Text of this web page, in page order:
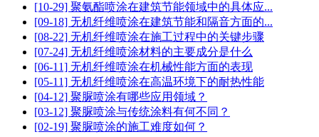
[10-29] 聚氨酯喷涂在建筑节能领域中的具体应...
[09-18] 无机纤维喷涂在建筑节能和隔音方面的...
[08-22] 无机纤维喷涂在施工过程中的关键步骤
[07-24] 无机纤维喷涂材料的主要成分是什么
[06-11] 无机纤维喷涂在机械性能方面的表现
[05-11] 无机纤维喷涂在高温环境下的耐热性能
[04-12] 聚脲喷涂有哪些应用领域？
[03-12] 聚脲喷涂与传统涂料有何不同？
[02-19] 聚脲喷涂的施工难度如何？